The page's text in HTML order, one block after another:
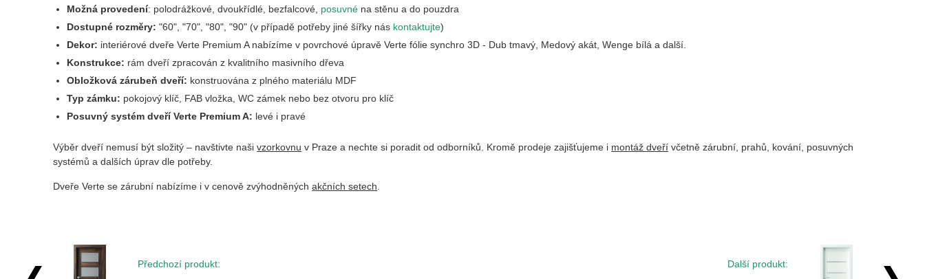
Možná provedení: polodrážkové, dvoukřídlé, bezfalcové, posuvné na stěnu a do pouzdra
Dostupné rozměry: "60", "70", "80", "90" (v případě potřeby jiné šířky nás kontaktujte)
Dekor: interiérové dveře Verte Premium A nabízíme v povrchové úpravě Verte fólie synchro 3D - Dub tmavý, Medový akát, Wenge bílá a další.
Konstrukce: rám dveří zpracován z kvalitního masivního dřeva
Obložková zárubeň dveří: konstruována z plného materiálu MDF
Typ zámku: pokojový klíč, FAB vložka, WC zámek nebo bez otvoru pro klíč
Posuvný systém dveří Verte Premium A: levé i pravé
Výběr dveří nemusí být složitý – navštivte našivzorkovnu v Praze a nechte si poradit od odborníků. Kromě prodeje zajišťujeme i montáž dveří včetně zárubní, prahů, kování, posuvných
systémů a dalších úprav dle potřeby.
Dveře Verte se zárubní nabízíme i v cenově zvýhodněnýchakčních setech.
Předchozí produkt: Další produkt: